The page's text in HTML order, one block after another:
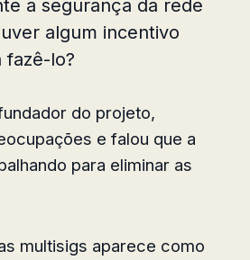
a segurança da rede
algum incentivo
fazê-lo?
do projeto,
e falou que a
para eliminar as
multisigs aparece como